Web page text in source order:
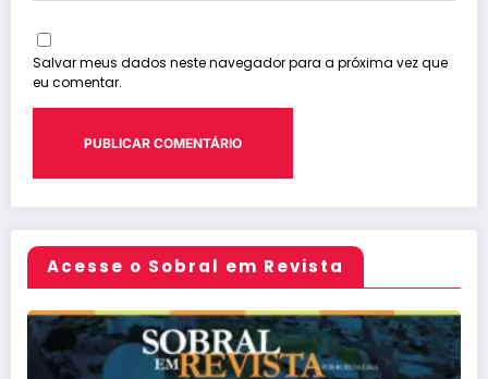
Salvar meus dados neste navegador para a próxima vez que
eu comentar.
Acesse o Sobral em Revista